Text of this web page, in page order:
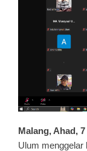
Malang, Ahad,
Ulum menggelar